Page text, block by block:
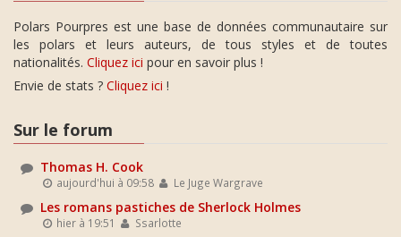
Polars Pourpres est une base de données communautaire sur
les polars et leurs auteurs, de tous styles et de toutes
nationalités. Cliquez ici pour en savoir plus !
Envie de stats ? Cliquez ici !
Sur le forum
Thomas H. Cook
aujourd'hui à 09:58 Le Juge Wargrave
Les romans pastiches de Sherlock Holmes
hier à 19:51 Ssarlotte